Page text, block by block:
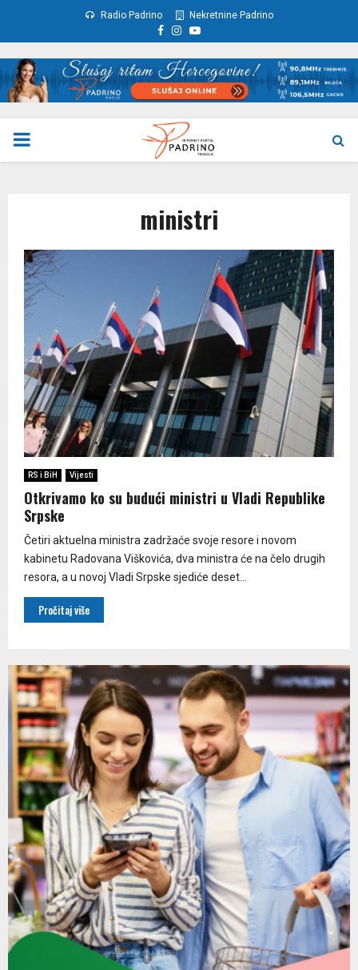
Radio Padrino Nekretnine Padrino
Facebook
Instagram
Youtube
PRIMARY
ministri
RS i BiH Vijesti
Otkrivamo ko su budući ministri u Vladi Republike
Srpske
Četiri aktuelna ministra zadržaće svoje resore i novom
kabinetu Radovana Viškovića, dva ministra će na čelo drugih
resora, a u novoj Vladi Srpske sjediće deset...
Pročitaj više